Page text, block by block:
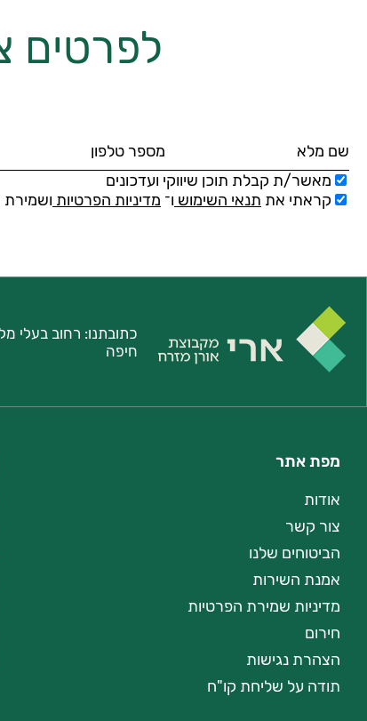
לפרטים
מאשר/ת קבלת תוכן שיווקי ועדכונים
קראתי את תנאי השימוש ו־ מדיניות הפרטיות
כתובתנו:
חיפה
מפת אתר
אודות
צור קשר
הביטוחים שלנו
אמנת השירות
מדיניות שמירת הפרטיות
חירום
הצהרת נגישות
תודה על שליחת קו"ח